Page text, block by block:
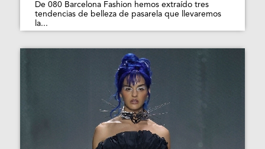
De 080 Barcelona Fashion hemos extraído tres
tendencias de belleza de pasarela que llevaremos
la...